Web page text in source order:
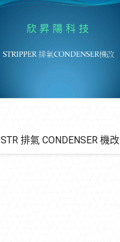
STR 排氣 CONDENSER 機改